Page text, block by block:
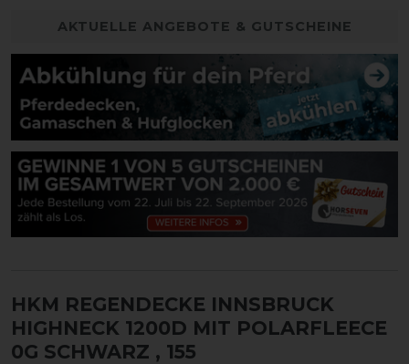
AKTUELLE ANGEBOTE & GUTSCHEINE
HKM REGENDECKE INNSBRUCK
HIGHNECK 1200D MIT POLARFLEECE
0G SCHWARZ , 155